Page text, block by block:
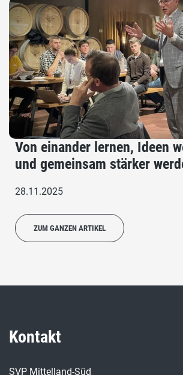
Von einander lernen, Ideen
und gemeinsam stärker
28.11.2025
ZUM GANZEN ARTIKEL
Kontakt
SVP Mittelland-Süd